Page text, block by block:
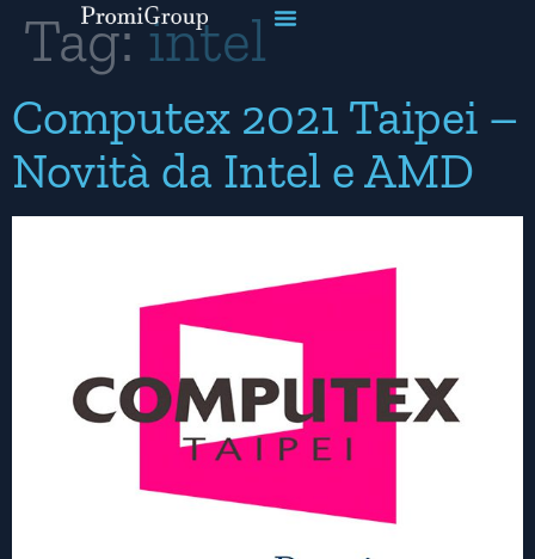
Tag:intel
Computex 2021 Taipei –
Novità da Intel e AMD